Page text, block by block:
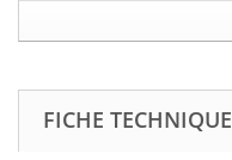
FICHE TECHNIQUE